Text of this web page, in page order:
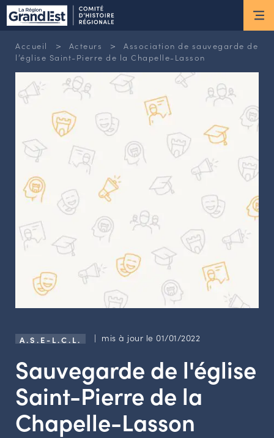
ESPACE MEMBRE
Actus
ACTUALITÉS DU MOMENT
RETOUR SUR LES DERNIÈRES
NEWSLETTERS
INSCRIPTION À LA NEWSLETTER
Nous connaître
LES MISSIONS DU CHR
L’ÉQUIPE DU CHR
LE CONSEIL DES ASSOCIATIONS
LE CONSEIL SCIENTIFIQUE
LES ACTIONS PHARES
CONTACT
Agenda
Annuaire
Ressources
Accueil > Acteurs >
Association de sauvegarde de
l’église Saint-Pierre de la Chapelle-Lasson
A.S.E-L.C.L. | mis à jour le 01/01/2022
Sauvegarde de l'église
Saint-Pierre de la
Chapelle-Lasson